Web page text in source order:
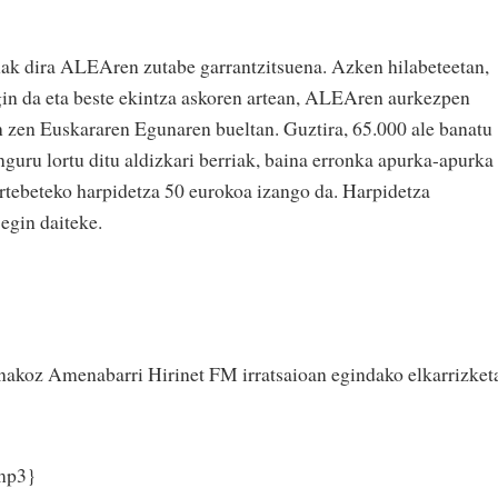
dira ALEAren zutabe garrantzitsuena. Azken hilabeteetan,
da eta beste ekintza askoren artean, ALEAren aurkezpen
Euskararen Egunaren bueltan. Guztira, 65.000 ale banatu
lortu ditu aldizkari berriak, baina erronka apurka-apurka
harpidetza 50 eurokoa izango da. Harpidetza
daiteke.
Amenabarri Hirinet FM irratsaioan egindako